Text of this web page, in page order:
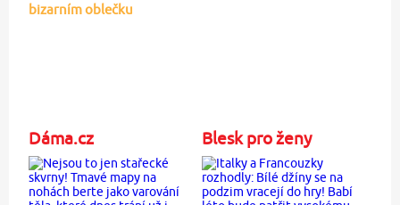
bizarním oblečku
Dáma.cz Blesk pro ženy